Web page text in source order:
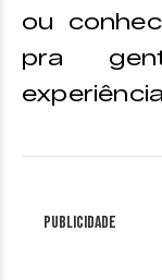
ou
pra
Publicidade